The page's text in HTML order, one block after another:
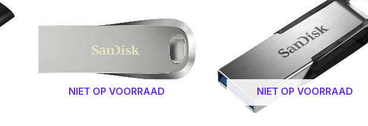
NIET OP VOORRAAD NIET OP VOORRAAD